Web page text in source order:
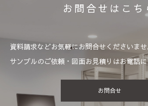
お問合せはこち
資料請求などお気軽にお問合せくださいませ
サンプルのご依頼・図面お見積りはお電話
お問合せ